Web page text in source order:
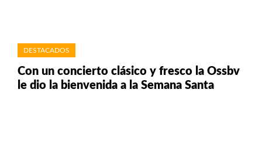
DESTACADOS
Con un concierto clásico y fresco la Ossbv
le dio la bienvenida a la Semana Santa